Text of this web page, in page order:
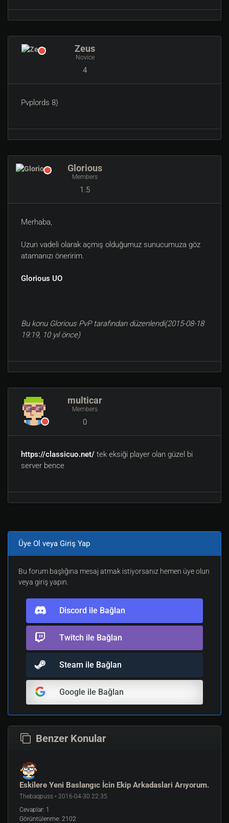
Zeus
Novice
4
Pvplords 8)
Glorious
Members
1.5
Merhaba,
Uzun vadeli olarak açmış olduğumuz sunucumuza göz
atamanızı öneririm.
Glorious UO
Bu konu Glorious PvP tarafından düzenlendi(2015-08-18
19:19, 10 yıl önce)
multicar
Members
0
https://classicuo.net/ tek eksiği player olan güzel bi
server bence
Üye Ol veya Giriş Yap
Bu forum başlığına mesaj atmak istiyorsanız hemen üye olun
veya giriş yapın.
Discord ile Bağlan
Twitch ile Bağlan
Steam ile Bağlan
Google ile Bağlan
Benzer Konular
Eskilere Yeni Baslangıc İcin Ekip Arkadaslari Arıyorum.
Thebaqpuss • 2016-04-30 22:35
Cevaplar: 1
Görüntülenme: 2102